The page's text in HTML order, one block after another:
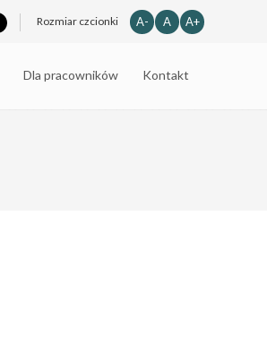
Rozmiar czcionki A- A A+
Dla pracowników Kontakt